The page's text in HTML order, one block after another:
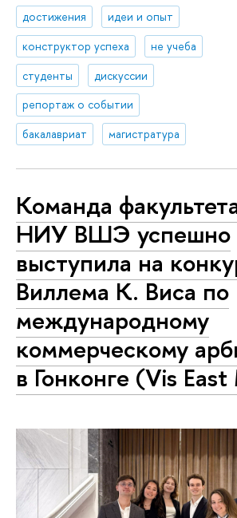
достижения
идеи и опыт
конструктор успеха
не учеба
студенты
дискуссии
репортаж о событии
бакалавриат
магистратура
Команда
НИУ ВШЭ успешно
выступила на
Виллема К. Виса по
международному
коммерческому
в Гонконге (Vis